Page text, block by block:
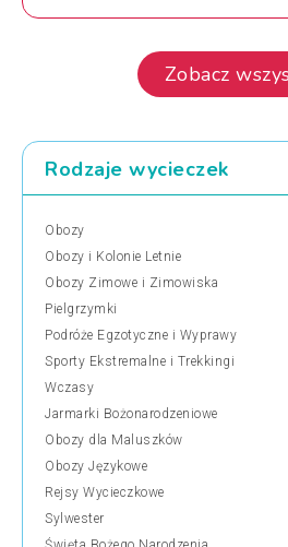
Zobacz
Rodzaje wycieczek
Obozy
Obozy i Kolonie Letnie
Obozy Zimowe i Zimowiska
Pielgrzymki
Podróże Egzotyczne i Wyprawy
Sporty Ekstremalne i Trekkingi
Wczasy
Jarmarki Bożonarodzeniowe
Obozy dla Maluszków
Obozy Językowe
Rejsy Wycieczkowe
Sylwester